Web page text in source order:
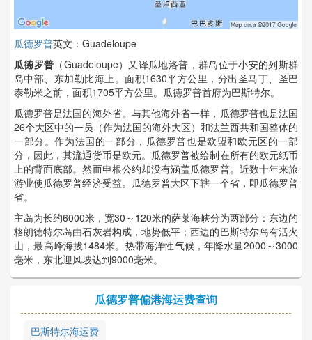
瓜德罗普英文：Guadeloupe
瓜德罗普 （Guadeloupe）又译瓜地洛普，群岛位于小安的列斯群
岛中部、东加勒比海上。面积1630平方公里，分出圣马丁、圣巴
泰勒米之前，面积1705平方公里。瓜德罗普首府为巴斯特尔。
瓜德罗普是法国的海外省。与其他海外省一样，瓜德罗普也是法国
26个大区中的一员（作为法国的海外大区）和法兰西共和国整体的
一部分。作为法国的一部分，瓜德罗普也是欧盟和欧元区的一部
分，因此，其流通货币是欧元。瓜德罗普被绘制在所有的欧元纸币
上的背面底部。然而申根公约却没有涵盖瓜德罗普。近数十年来旅
游业使瓜德罗普经济受益。瓜德罗普大区下辖一个省，即瓜德罗普
省。
主岛为长约6000米，宽30～120米的萨莱海峡分为两部分：东边的
格朗德特尔岛由石灰岩构成，地势低平；西边的巴斯特尔岛有活火
山，最高峰海拔1484米。热带海洋性气候，年降水量2000～3000
毫米，东北迎风坡达到9000毫米。
瓜德罗普偏港海运费查询
巴斯特尔海运费